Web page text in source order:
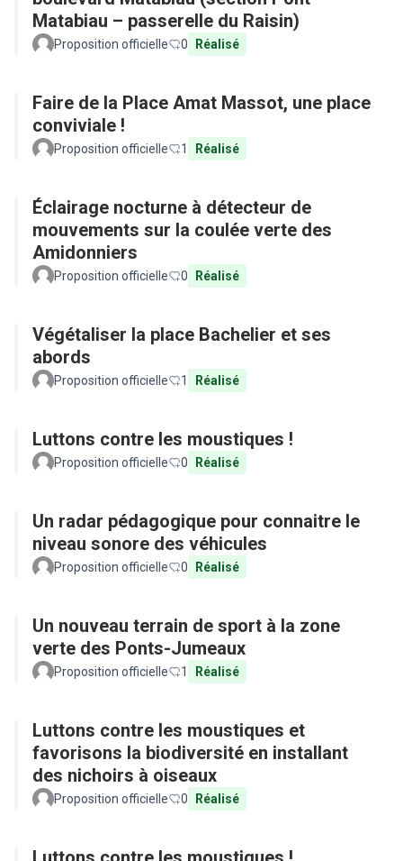
Matabiau – passerelle du Raisin)
Proposition officielle 0 Réalisé
Faire de la Place Amat Massot, une place
conviviale !
Proposition officielle 1 Réalisé
Éclairage nocturne à détecteur de
mouvements sur la coulée verte des
Amidonniers
Proposition officielle 0 Réalisé
Végétaliser la place Bachelier et ses
abords
Proposition officielle 1 Réalisé
Luttons contre les moustiques !
Proposition officielle 0 Réalisé
Un radar pédagogique pour connaitre le
niveau sonore des véhicules
Proposition officielle 0 Réalisé
Un nouveau terrain de sport à la zone
verte des Ponts-Jumeaux
Proposition officielle 1 Réalisé
Luttons contre les moustiques et
favorisons la biodiversité en installant
des nichoirs à oiseaux
Proposition officielle 0 Réalisé